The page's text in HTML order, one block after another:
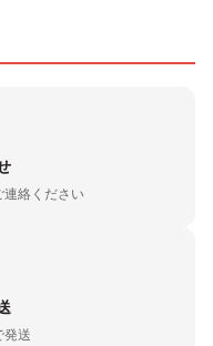
連絡ください
発送